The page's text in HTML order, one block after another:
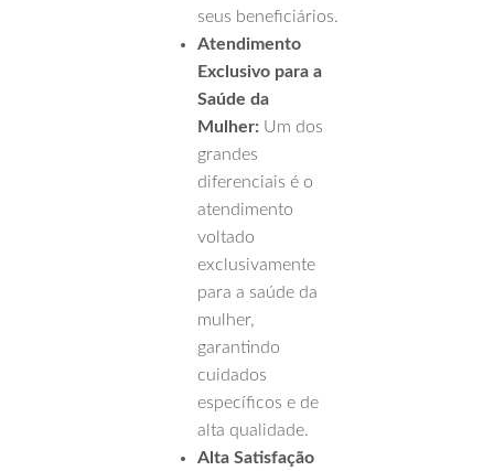
seus beneficiários.
Atendimento
Exclusivo para a
Saúde da
Mulher: Um dos
grandes
diferenciais é o
atendimento
voltado
exclusivamente
para a saúde da
mulher,
garantindo
cuidados
específicos e de
alta qualidade.
Alta Satisfação